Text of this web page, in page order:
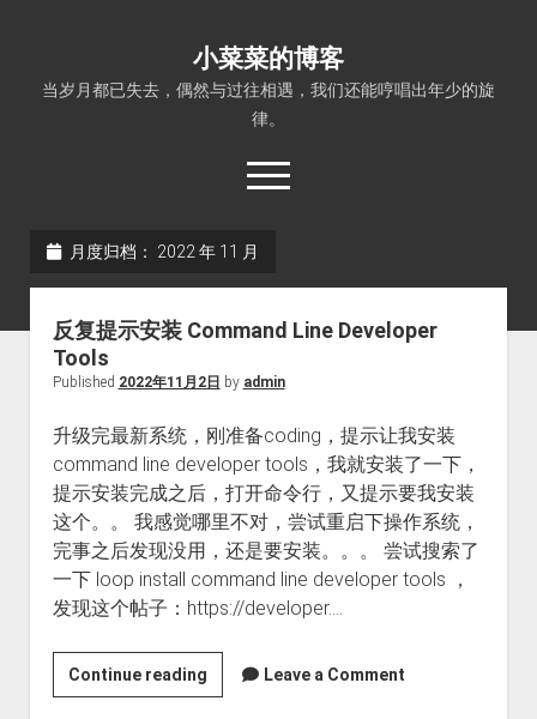
小菜菜的博客
当岁月都已失去，偶然与过往相遇，我们还能哼唱出年少的旋
律。
open
menu
月度归档： 2022 年 11 月
反复提示安装 Command Line Developer
Tools
Published 2022年11月2日 by admin
升级完最新系统，刚准备coding，提示让我安装
command line developer tools，我就安装了一下，
提示安装完成之后，打开命令行，又提示要我安装
这个。。 我感觉哪里不对，尝试重启下操作系统，
完事之后发现没用，还是要安装。。。 尝试搜索了
一下 loop install command line developer tools ，
发现这个帖子：https://developer.…
Continue reading反
复
Leave a Comment